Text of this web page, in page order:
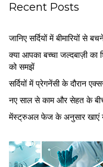
Recent Posts
जानिए सर्दियों में बीमारियों से
क्या आपका बच्चा जल्दबाज़ी
को समझें
सर्द‍ियों में प्रेगनेंसी के दौरान
नए साल से काम और सेहत के
मेंस्ट्रुअल फेज के अनुसार खाएं